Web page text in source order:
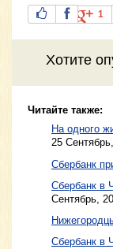
1
Хотите
Читайте также:
На одного
25
Сбербанк
Сбербанк в
Сентябрь,
Сбербанк в